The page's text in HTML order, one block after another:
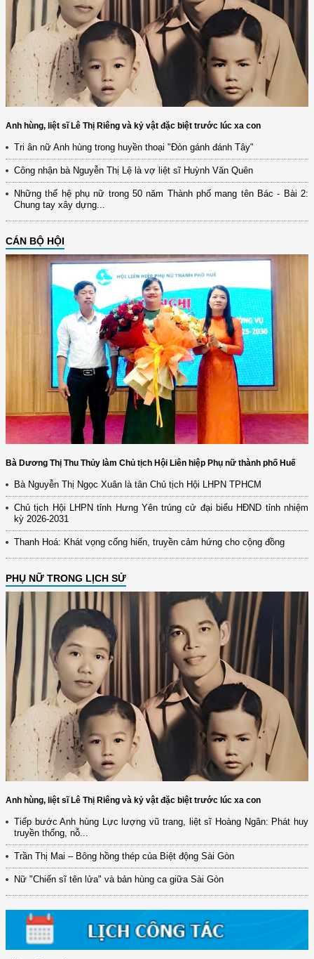
Anh hùng, liệt sĩ Lê Thị Riêng và kỷ vật đặc biệt trước lúc xa con
Tri ân nữ Anh hùng trong huyền thoại "Đòn gánh đánh Tây"
Công nhận bà Nguyễn Thị Lệ là vợ liệt sĩ Huỳnh Văn Quên
Những thế hệ phụ nữ trong 50 năm Thành phố mang tên Bác - Bài 2:
Chung tay xây dựng...
CÁN BỘ HỘI
Bà Dương Thị Thu Thủy làm Chủ tịch Hội Liên hiệp Phụ nữ thành phố Huế
Bà Nguyễn Thị Ngọc Xuân là tân Chủ tịch Hội LHPN TPHCM
Chủ tịch Hội LHPN tỉnh Hưng Yên trúng cử đại biểu HĐND tỉnh nhiệm
kỳ 2026-2031
Thanh Hoá: Khát vọng cống hiến, truyền cảm hứng cho cộng đồng
PHỤ NỮ TRONG LỊCH SỬ
Anh hùng, liệt sĩ Lê Thị Riêng và kỷ vật đặc biệt trước lúc xa con
Tiếp bước Anh hùng Lực lượng vũ trang, liệt sĩ Hoàng Ngân: Phát huy
truyền thống, nỗ...
Trần Thị Mai – Bông hồng thép của Biệt động Sài Gòn
Nữ "Chiến sĩ tên lửa" và bản hùng ca giữa Sài Gòn